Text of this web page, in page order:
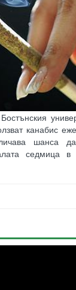
канабис
шанса
седмица